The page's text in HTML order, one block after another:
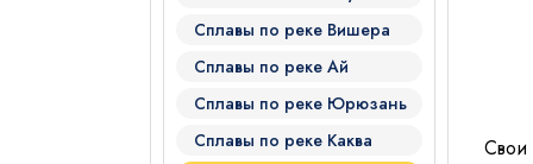
Сплавы по реке Вишера
Сплавы по реке Ай
Сплавы по реке Юрюзань
Сплавы по реке Каква
Свои